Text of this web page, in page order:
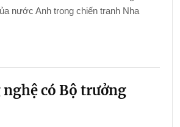
nước Anh trong chiến tranh Nha
nghệ có Bộ trưởng